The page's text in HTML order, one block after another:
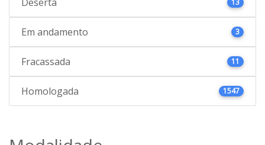
Em andamento 3
Fracassada 11
Homologada 1547